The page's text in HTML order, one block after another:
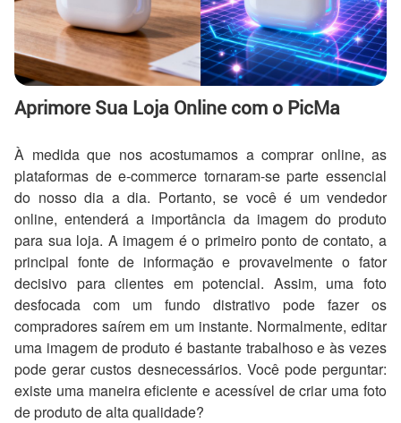
Aprimore Sua Loja Online com o PicMa
À medida que nos acostumamos a comprar online, as
plataformas de e-commerce tornaram-se parte essencial
do nosso dia a dia. Portanto, se você é um vendedor
online, entenderá a importância da imagem do produto
para sua loja. A imagem é o primeiro ponto de contato, a
principal fonte de informação e provavelmente o fator
decisivo para clientes em potencial. Assim, uma foto
desfocada com um fundo distrativo pode fazer os
compradores saírem em um instante. Normalmente, editar
uma imagem de produto é bastante trabalhoso e às vezes
pode gerar custos desnecessários. Você pode perguntar:
existe uma maneira eficiente e acessível de criar uma foto
de produto de alta qualidade?